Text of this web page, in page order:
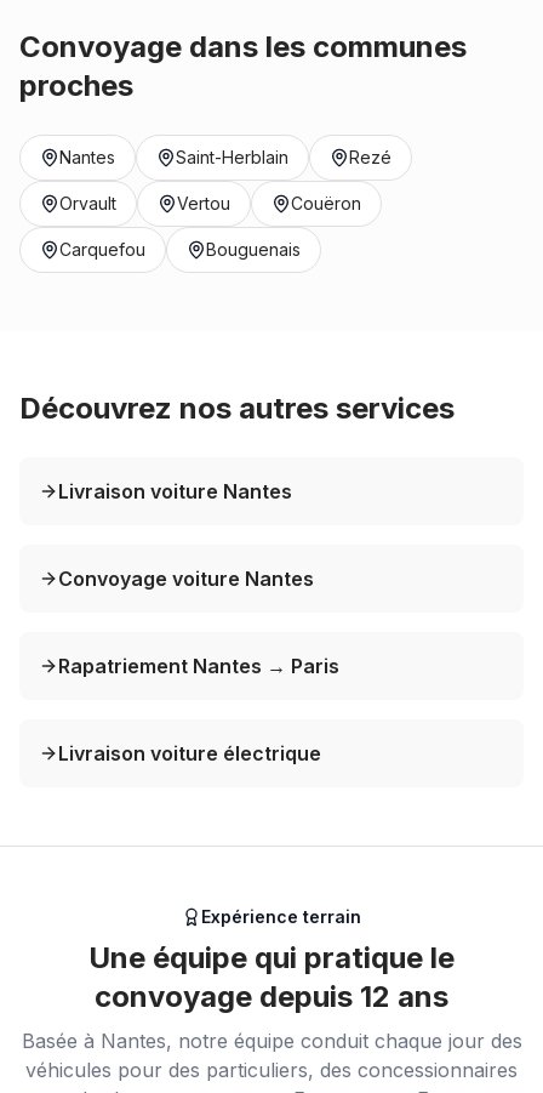
Convoyage dans les communes
proches
Nantes Saint-Herblain Rezé
Orvault Vertou Couëron
Carquefou Bouguenais
Découvrez nos autres services
Livraison voiture Nantes
Convoyage voiture Nantes
Rapatriement Nantes → Paris
Livraison voiture électrique
Expérience terrain
Une équipe qui pratique le
convoyage depuis 12 ans
Basée à Nantes, notre équipe conduit chaque jour des
véhicules pour des particuliers, des concessionnaires